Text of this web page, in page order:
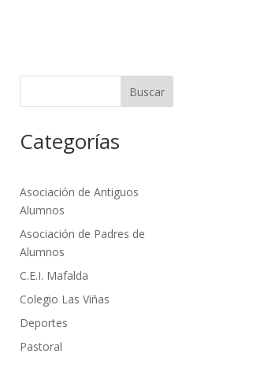
Buscar
Categorías
Asociación de Antiguos
Alumnos
Asociación de Padres de
Alumnos
C.E.I. Mafalda
Colegio Las Viñas
Deportes
Pastoral